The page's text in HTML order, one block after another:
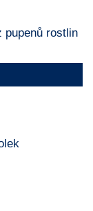
pupenů rostlin